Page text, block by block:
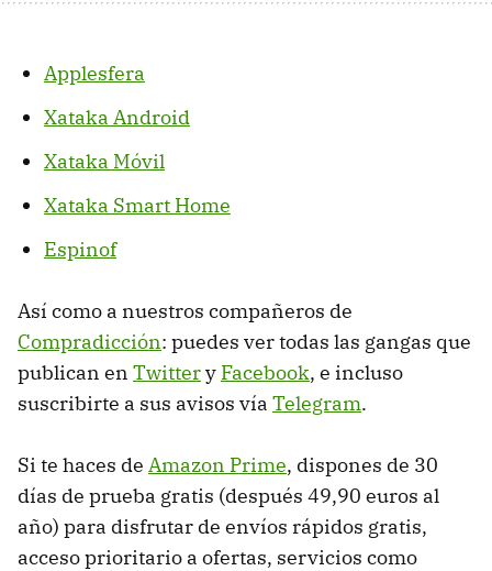
Applesfera
Xataka Android
Xataka Móvil
Xataka Smart Home
Espinof
Así como a nuestros compañeros de
Compradicción: puedes ver todas las gangas que
publican en Twittery Facebook, e incluso
suscribirte a sus avisos vía Telegram.
Si te haces de Amazon Prime, dispones de 30
días de prueba gratis (después 49,90 euros al
año) para disfrutar de envíos rápidos gratis,
acceso prioritario a ofertas, servicios como